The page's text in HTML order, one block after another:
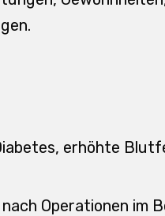
erhöhte
Operationen im